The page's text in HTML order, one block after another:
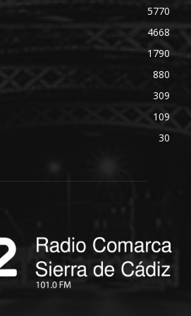
5770
4668
1790
880
309
109
30